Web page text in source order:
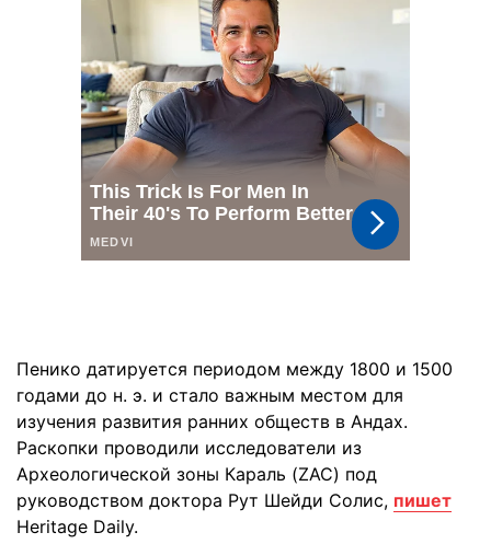
Пенико датируется периодом между 1800 и 1500
годами до н. э. и стало важным местом для
изучения развития ранних обществ в Андах.
Раскопки проводили исследователи из
Археологической зоны Караль (ZAC) под
руководством доктора Рут Шейди Солис, пишет
Heritage Daily.